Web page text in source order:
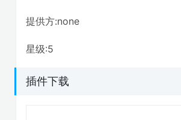
提供方:none
星级:5
插件下载